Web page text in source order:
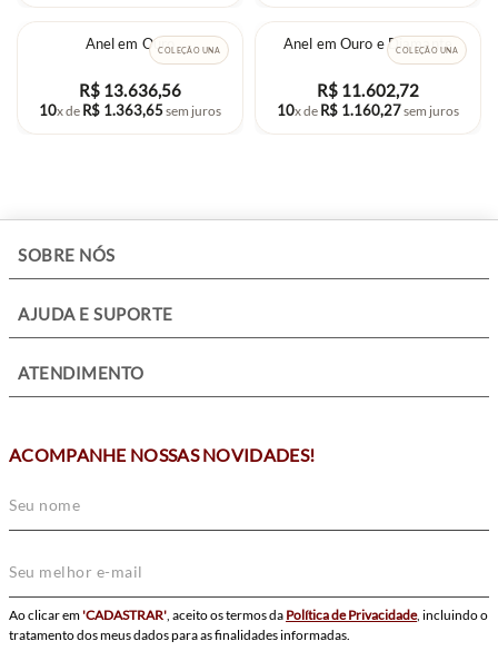
COLEÇÃO UNA
Anel em Ouro
R$ 13.636,56
10x de R$ 1.363,65sem juros
COLEÇÃO UNA
Anel em Ouro e Diamante
R$ 11.602,72
10x de R$ 1.160,27sem juros
SOBRE NÓS
AJUDA E SUPORTE
ATENDIMENTO
ACOMPANHE NOSSAS NOVIDADES!
Ao clicar em'CADASTRAR', aceito os termos da Política de Privacidade, incluindo o
tratamento dos meus dados para as finalidades informadas.